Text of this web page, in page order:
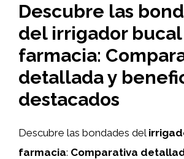
Descubre las
del irrigador
farmacia:
detallada y
destacados
Descubre las bondades del
farmacia: Comparativa